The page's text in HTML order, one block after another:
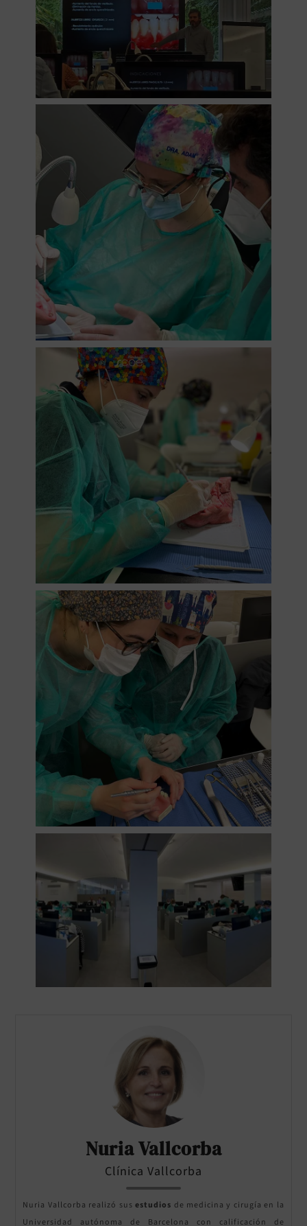
Nuria Vallcorba
Clínica Vallcorba
Nuria Vallcorba realizó susestudios de medicina y cirugía en la
Universidad autónoma de Barcelona con calificación de